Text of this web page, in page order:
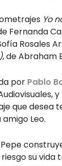
Yo
Fernanda
Rosales
, de Abraham
por Pablo
que desea
Leo.
su vida